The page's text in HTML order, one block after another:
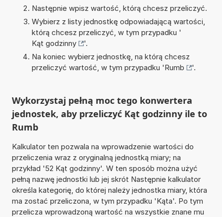
Następnie wpisz wartość, którą chcesz przeliczyć.
Wybierz z listy jednostkę odpowiadającą wartości,
którą chcesz przeliczyć, w tym przypadku '
Kąt godzinny
'.
Na koniec wybierz jednostkę, na którą chcesz
przeliczyć wartość, w tym przypadku 'Rumb '.
Wykorzystaj pełną moc tego konwertera
jednostek, aby przeliczyć Kąt godzinny ile to
Rumb
Kalkulator ten pozwala na wprowadzenie wartości do
przeliczenia wraz z oryginalną jednostką miary; na
przykład '52 Kąt godzinny'. W ten sposób można użyć
pełną nazwę jednostki lub jej skrót Następnie kalkulator
określa kategorię, do której należy jednostka miary, która
ma zostać przeliczona, w tym przypadku 'Kąta'. Po tym
przelicza wprowadzoną wartość na wszystkie znane mu